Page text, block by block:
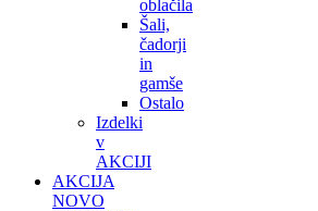
oblačila
Šali,
čadorji
in
gamše
Ostalo
Izdelki
v
AKCIJI
AKCIJA
NOVO